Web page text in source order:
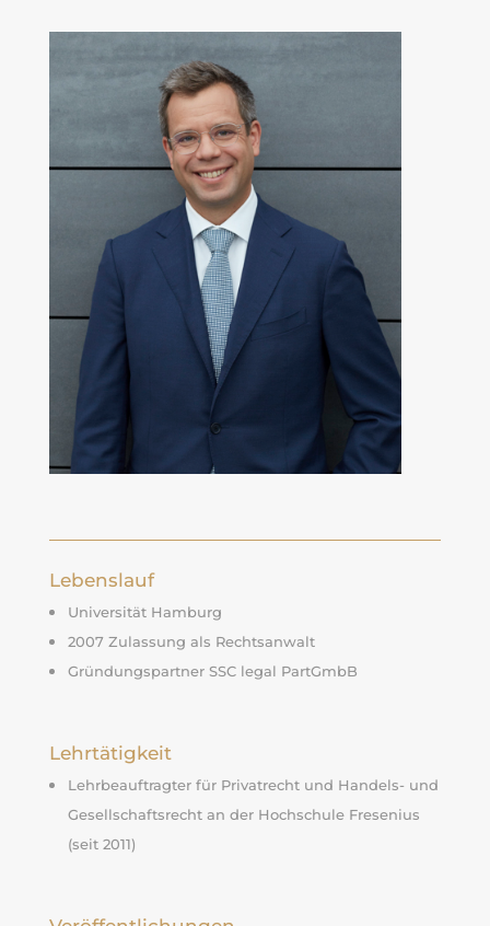
Lebenslauf
Universität Hamburg
2007 Zulassung als Rechtsanwalt
Gründungspartner SSC legal PartGmbB
Lehrtätigkeit
Lehrbeauftragter für Privatrecht und Handels- und
Gesellschaftsrecht an der Hochschule Fresenius
(seit 2011)